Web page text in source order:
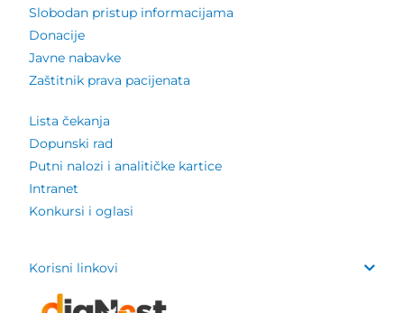
Slobodan pristup informacijama
Donacije
Javne nabavke
Zaštitnik prava pacijenata
Lista čekanja
Dopunski rad
Putni nalozi i analitičke kartice
Intranet
Konkursi i oglasi
Korisni linkovi